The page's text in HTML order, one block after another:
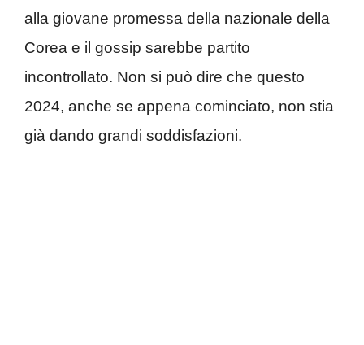
alla giovane promessa della nazionale della
Corea e il gossip sarebbe partito
incontrollato. Non si può dire che questo
2024, anche se appena cominciato, non stia
già dando grandi soddisfazioni.